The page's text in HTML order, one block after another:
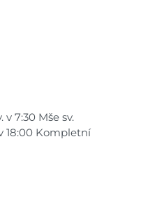
7:30 Mše sv.
18:00 Kompletní